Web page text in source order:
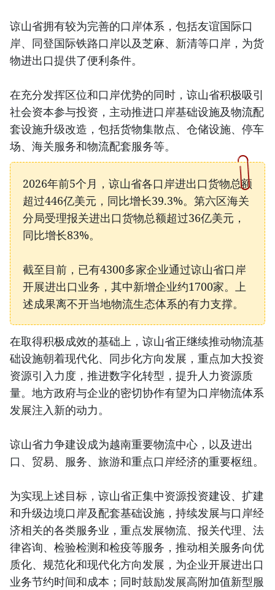
谅山省拥有较为完善的口岸体系，包括友谊国际口
岸、同登国际铁路口岸以及芝麻、新清等口岸，为货
物进出口提供了便利条件。
在充分发挥区位和口岸优势的同时，谅山省积极吸引
社会资本参与投资，主动推进口岸基础设施及物流配
套设施升级改造，包括货物集散点、仓储设施、停车
场、海关服务和物流配套服务等。
2026年前5个月，谅山省各口岸进出口货物总额
超过446亿美元，同比增长39.3%。第六区海关
分局受理报关进出口货物总额超过36亿美元，
同比增长83%。
截至目前，已有4300多家企业通过谅山省口岸
开展进出口业务，其中新增企业约1700家。上
述成果离不开当地物流生态体系的有力支撑。
在取得积极成效的基础上，谅山省正继续推动物流基
础设施朝着现代化、同步化方向发展，重点加大投资
资源引入力度，推进数字化转型，提升人力资源质
量。地方政府与企业的密切协作有望为口岸物流体系
发展注入新的动力。
谅山省力争建设成为越南重要物流中心，以及进出
口、贸易、服务、旅游和重点口岸经济的重要枢纽。
为实现上述目标，谅山省正集中资源投资建设、扩建
和升级边境口岸及配套基础设施，持续发展与口岸经
济相关的各类服务业，重点发展物流、报关代理、法
律咨询、检验检测和检疫等服务，推动相关服务向优
质化、规范化和现代化方向发展，为企业开展进出口
业务节约时间和成本；同时鼓励发展高附加值新型服